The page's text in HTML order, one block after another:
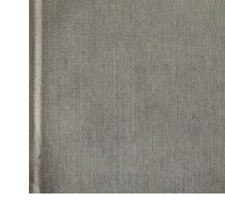
CONTACTO
LOGIN / REGISTER
CART